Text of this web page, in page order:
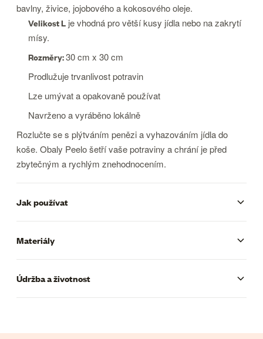
bavlny, živice, jojobového a kokosového oleje.
Velikost L je vhodná pro větší kusy jídla nebo na zakrytí
mísy.
Rozměry:30 cm x 30 cm
Prodlužuje trvanlivost potravin
Lze umývat a opakovaně používat
Navrženo a vyráběno lokálně
Rozlučte se s plýtváním penězi a vyhazováním jídla do
koše. Obaly Peelo šetří vaše potraviny a chrání je před
zbytečným a rychlým znehodnocením.
Jak používat
Materiály
Údržba a životnost